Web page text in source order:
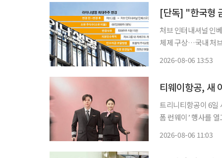
처브 인터내셔널 인
체제 구상…국내 처브 계열사 편입 가능
2026-08-06 13:53
티웨이항공, 새
트리니티항공이 6일
폼 런웨이’ 행사를
2026-08-06 11:03